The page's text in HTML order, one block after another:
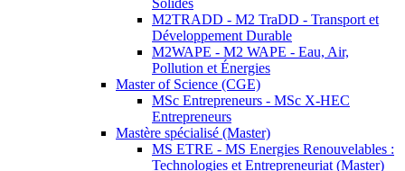
Solides
M2TRADD - M2 TraDD - Transport et
Développement Durable
M2WAPE - M2 WAPE - Eau, Air,
Pollution et Énergies
Master of Science (CGE)
MSc Entrepreneurs - MSc X-HEC
Entrepreneurs
Mastère spécialisé (Master)
MS ETRE - MS Energies Renouvelables :
Technologies et Entrepreneuriat (Master)